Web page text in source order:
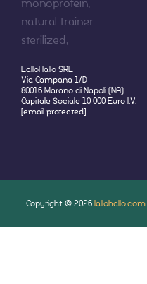
LalloHallo SRL
Via Campana 1/D
80016 Marano di Napoli (NA)
Capitale Sociale 10 000 Euro I.V.
[email protected]
Copyright © 2026 lallohallo.com